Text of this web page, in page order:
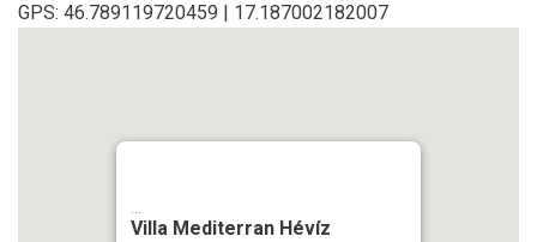
GPS: 46.789119720459 | 17.187002182007
...
Villa Mediterran Hévíz